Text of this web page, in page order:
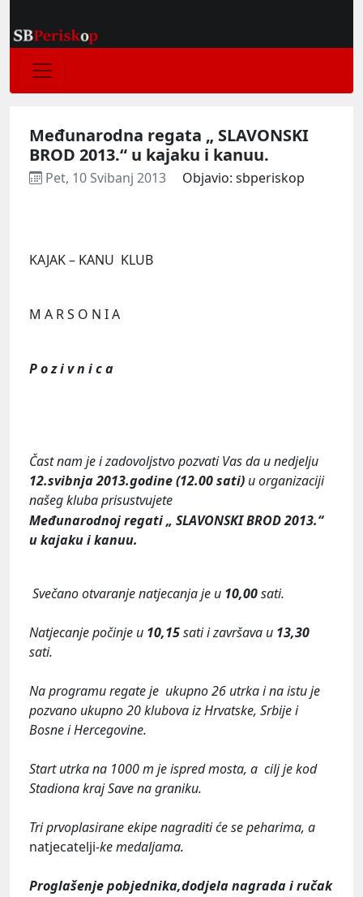
Međunarodna regata „ SLAVONSKI
BROD 2013.“ u kajaku i kanuu.
Pet, 10 Svibanj 2013 Objavio: sbperiskop
KAJAK – KANU KLUB
M A R S O N I A
P o z i v n i c a
Čast nam je i zadovoljstvo pozvati Vas da u nedjelju
12.svibnja 2013.godine (12.00 sati) u organizaciji
našeg kluba prisustvujete
Međunarodnoj regati „ SLAVONSKI BROD 2013.“
u kajaku i kanuu.
Svečano otvaranje natjecanja je u 10,00sati.
Natjecanje počinje u 10,15sati i završava u 13,30
sati.
Na programu regate je ukupno 26 utrka i na istu je
pozvano ukupno 20 klubova iz Hrvatske, Srbije i
Bosne i Hercegovine.
Start utrka na 1000 m je ispred mosta, a cilj je kod
Stadiona kraj Save na graniku.
Tri prvoplasirane ekipe nagraditi će se peharima, a
natjecatelji-ke medaljama.
Proglašenje pobjednika,dodjela nagrada i ručak